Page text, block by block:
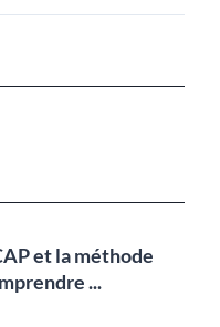
et la méthode
...